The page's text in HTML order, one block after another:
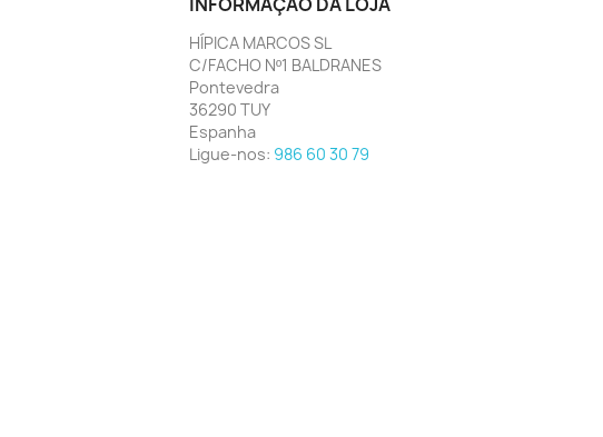
INFORMAÇÃO DA LOJA
HÍPICA MARCOS SL
C/FACHO Nº1 BALDRANES
Pontevedra
36290 TUY
Espanha
Ligue-nos: 986 60 30 79